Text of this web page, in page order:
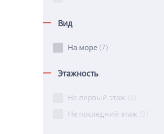
Вид
На море (7)
Этажность
Не первый этаж
Не последний этаж